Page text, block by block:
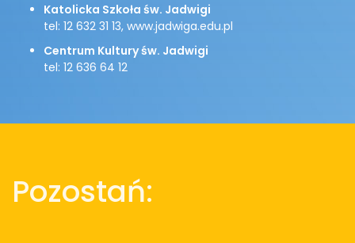
Katolicka Szkoła św. Jadwigi
tel: 12 632 31 13, www.jadwiga.edu.pl
Centrum Kultury św. Jadwigi
tel: 12 636 64 12
Pozostań: